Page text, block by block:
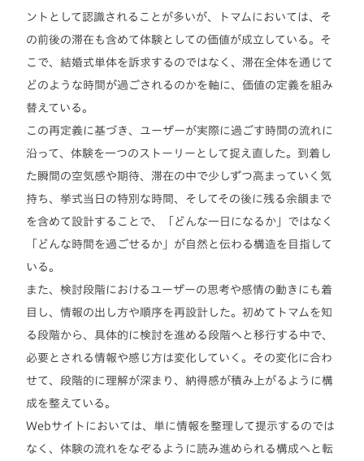
ントとして認識されることが多いが、トマムにおいては、そ
の前後の滞在も含めて体験としての価値が成立している。そ
こで、結婚式単体を訴求するのではなく、滞在全体を通じて
どのような時間が過ごされるのかを軸に、価値の定義を組み
替えている。
この再定義に基づき、ユーザーが実際に過ごす時間の流れに
沿って、体験を一つのストーリーとして捉え直した。到着し
た瞬間の空気感や期待、滞在の中で少しずつ高まっていく気
持ち、挙式当日の特別な時間、そしてその後に残る余韻まで
を含めて設計することで、「どんな一日になるか」ではなく
「どんな時間を過ごせるか」が自然と伝わる構造を目指して
いる。
また、検討段階におけるユーザーの思考や感情の動きにも着
目し、情報の出し方や順序を再設計した。初めてトマムを知
る段階から、具体的に検討を進める段階へと移行する中で、
必要とされる情報や感じ方は変化していく。その変化に合わ
せて、段階的に理解が深まり、納得感が積み上がるように構
成を整えている。
Webサイトにおいては、単に情報を整理して提示するのでは
なく、体験の流れをなぞるように読み進められる構成へと転